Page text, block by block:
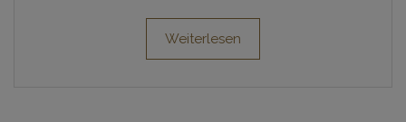
Weiterlesen